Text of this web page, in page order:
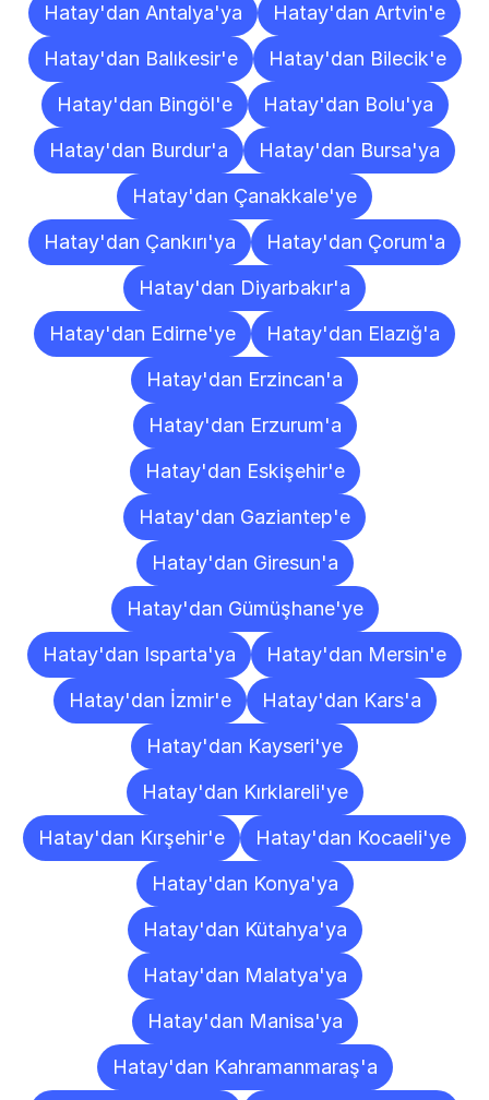
Hatay'dan Antalya'ya
Hatay'dan Artvin'e
Hatay'dan Balıkesir'e
Hatay'dan Bilecik'e
Hatay'dan Bingöl'e
Hatay'dan Bolu'ya
Hatay'dan Burdur'a
Hatay'dan Bursa'ya
Hatay'dan Çanakkale'ye
Hatay'dan Çankırı'ya
Hatay'dan Çorum'a
Hatay'dan Diyarbakır'a
Hatay'dan Edirne'ye
Hatay'dan Elazığ'a
Hatay'dan Erzincan'a
Hatay'dan Erzurum'a
Hatay'dan Eskişehir'e
Hatay'dan Gaziantep'e
Hatay'dan Giresun'a
Hatay'dan Gümüşhane'ye
Hatay'dan Isparta'ya
Hatay'dan Mersin'e
Hatay'dan İzmir'e
Hatay'dan Kars'a
Hatay'dan Kayseri'ye
Hatay'dan Kırklareli'ye
Hatay'dan Kırşehir'e
Hatay'dan Kocaeli'ye
Hatay'dan Konya'ya
Hatay'dan Kütahya'ya
Hatay'dan Malatya'ya
Hatay'dan Manisa'ya
Hatay'dan Kahramanmaraş'a